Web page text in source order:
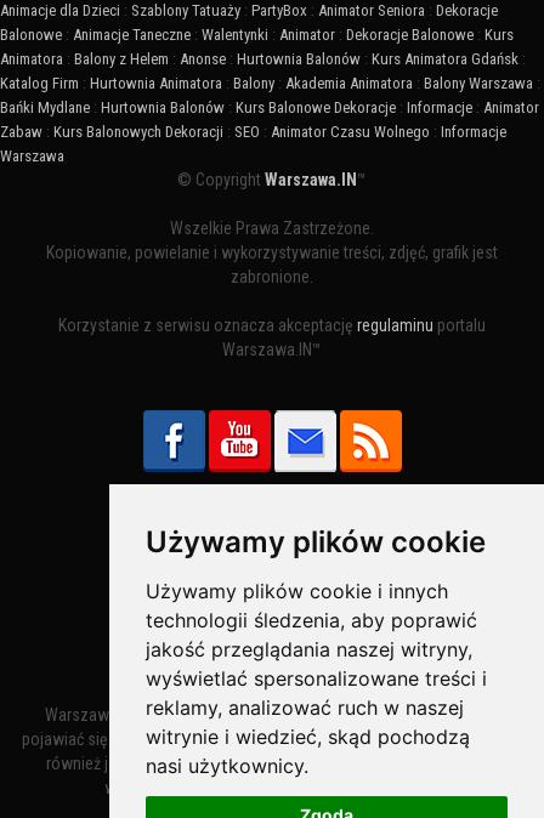
Używamy plików cookie
Używamy plików cookie i innych
technologii śledzenia, aby poprawić
jakość przeglądania naszej witryny,
wyświetlać spersonalizowane treści i
reklamy, analizować ruch w naszej
witrynie i wiedzieć, skąd pochodzą
nasi użytkownicy.
Animacje dla Dzieci : Szablony Tatuaży : PartyBox : Animator Seniora : Dekoracje
Balonowe : Animacje Taneczne : Walentynki : Animator : Dekoracje Balonowe : Kurs
Animatora : Balony z Helem : Anonse : Hurtownia Balonów : Kurs Animatora Gdańsk :
Katalog Firm : Hurtownia Animatora : Balony : Akademia Animatora : Balony Warszawa :
Bańki Mydlane : Hurtownia Balonów : Kurs Balonowe Dekoracje : Informacje : Animator
Zabaw : Kurs Balonowych Dekoracji : SEO : Animator Czasu Wolnego : Informacje
Warszawa
© CopyrightWarszawa.IN ™
Wszelkie Prawa Zastrzeżone.
Kopiowanie, powielanie i wykorzystywanie treści, zdjęć, grafik jest
zabronione.
Korzystanie z serwisu oznacza akceptację regulaminu portalu
Warszawa.IN™
Bezpieczne Płatności obsługuje:
Warszawa – miasto stołeczne Warszawa. Nazwa miasta zaczęła
pojawiać się w dokumentach w XIV wieku jako Warszewa, a od XV wieku
również jako Warszowa. Zmiana nazwy na Warszawa w XV wieku
wynikała z mazowieckiej wymowy dialektycznej.